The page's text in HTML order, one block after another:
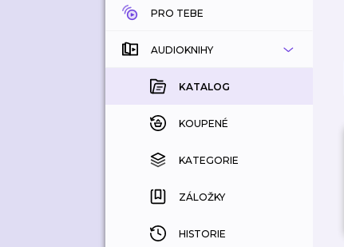
PRO TEBE
AUDIOKNIHY
KATALOG
KOUPENÉ
KATEGORIE
ZÁLOŽKY
HISTORIE